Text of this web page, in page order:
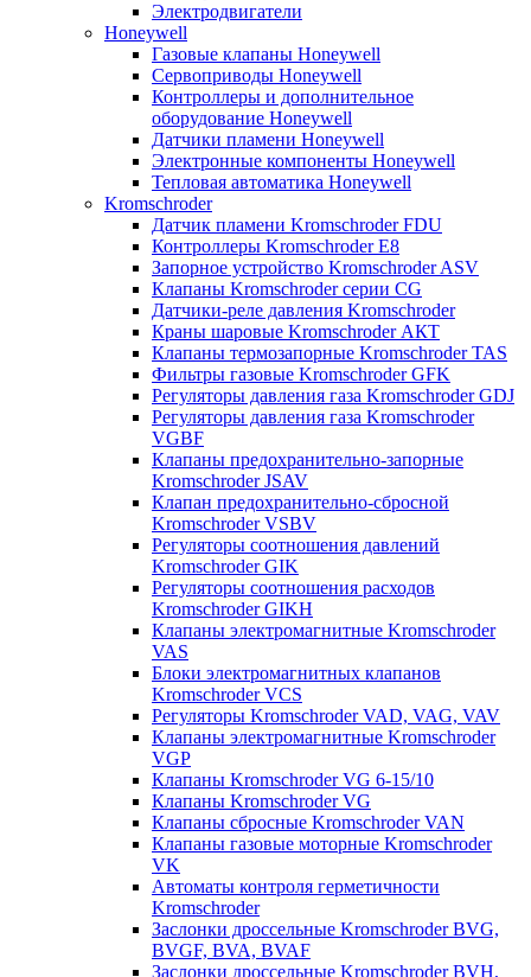
Электродвигатели
Honeywell
Газовые клапаны Honeywell
Сервоприводы Honeywell
Контроллеры и дополнительное
оборудование Honeywell
Датчики пламени Honeywell
Электронные компоненты Honeywell
Тепловая автоматика Honeywell
Kromschroder
Датчик пламени Kromschroder FDU
Контроллеры Kromschroder E8
Запорное устройство Kromschroder ASV
Клапаны Kromschroder серии CG
Датчики-реле давления Kromschroder
Краны шаровые Kromschroder АКТ
Клапаны термозапорные Kromschroder TAS
Фильтры газовые Kromschroder GFK
Регуляторы давления газа Kromschroder GDJ
Регуляторы давления газа Kromschroder
VGBF
Клапаны предохранительно-запорные
Kromschroder JSAV
Клапан предохранительно-сбросной
Kromschroder VSBV
Регуляторы соотношения давлений
Kromschroder GIK
Регуляторы соотношения расходов
Kromschroder GIKH
Клапаны электромагнитные Kromschroder
VAS
Блоки электромагнитных клапанов
Kromschroder VCS
Регуляторы Kromschroder VAD, VAG, VAV
Клапаны электромагнитные Kromschroder
VGP
Клапаны Kromschroder VG 6-15/10
Клапаны Kromschroder VG
Клапаны сбросные Kromschroder VAN
Клапаны газовые моторные Kromschroder
VK
Автоматы контроля герметичности
Kromschroder
Заслонки дроссельные Kromschroder BVG,
BVGF, BVA, BVAF
Заслонки дроссельные Kromschroder BVH,